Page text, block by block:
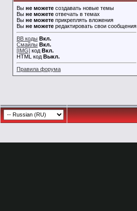
Вы не можете создавать новые темы
Вы не можете отвечать в темах
Вы не можете прикреплять вложения
Вы не можете редактировать свои сообщения
BB коды Вкл.
Смайлы Вкл.
[IMG] код Вкл.
HTML код Выкл.
Правила форума